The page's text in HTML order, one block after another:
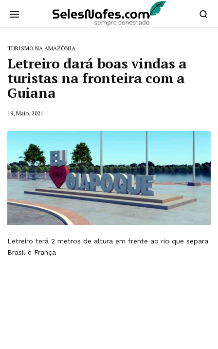
TURISMO NA AMAZÔNIA
Letreiro dará boas vindas a
turistas na fronteira com a
Guiana
19, Maio, 2021
Letreiro terá 2 metros de altura em frente ao rio que separa
Brasil e França